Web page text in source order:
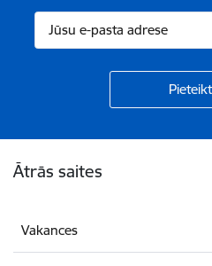
Ātrās saites
Vakances